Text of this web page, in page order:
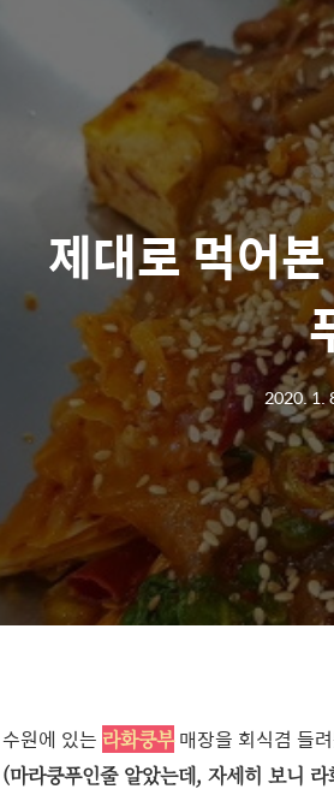
제대로 먹어
2020. 1.
수원에 있는 라화쿵부 매장을 회식겸 들
(마라쿵푸인줄 알았는데, 자세히 보니